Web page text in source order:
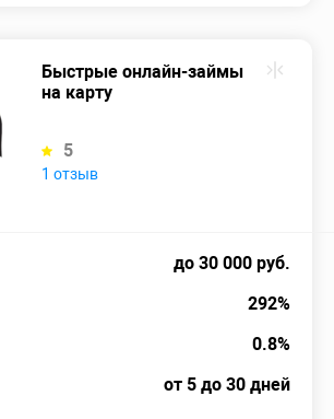
Быстрые онлайн-займы
на карту
5
1 отзыв
до 30 000 руб.
292%
0.8%
от 5 до 30 дней